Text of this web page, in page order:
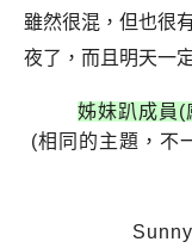
雖然很混，但也很
夜了，而且明天一
姊妹趴成員(
(相同的主題，不